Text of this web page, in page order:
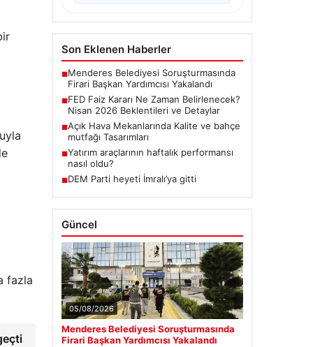
fazla
Son Eklenen Haberler
■Menderes Belediyesi Soruşturmasında
Firari Başkan Yardımcısı Yakalandı
■FED Faiz Kararı Ne Zaman Belirlenecek?
Nisan 2026 Beklentileri ve Detaylar
■Açık Hava Mekanlarında Kalite ve bahçe
mutfağı Tasarımları
■Yatırım araçlarının haftalık performansı
nasıl oldu?
■DEM Parti heyeti İmralı’ya gitti
Güncel
05/08/2026
Menderes Belediyesi Soruşturmasında
Firari Başkan Yardımcısı Yakalandı